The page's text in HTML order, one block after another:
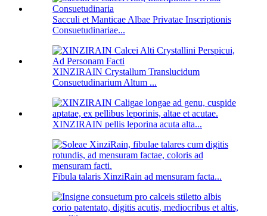
Sacculi et Manticae Albae Privatae Inscriptionis
Consuetudinariae...
XINZIRAIN Crystallum Translucidum
Consuetudinarium Altum ...
XINZIRAIN pellis leporina acuta alta...
Fibula talaris XinziRain ad mensuram facta...